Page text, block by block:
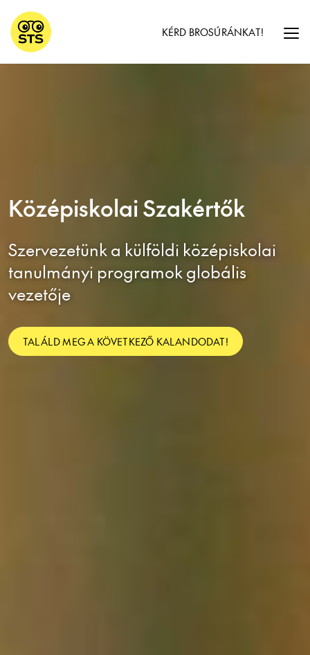
KÉRD BROSÚRÁNKAT!
Középiskolai Szakértők
Szervezetünk a külföldi középiskolai
tanulmányi programok globális
vezetője
TALÁLD MEG A KÖVETKEZŐ KALANDODAT!